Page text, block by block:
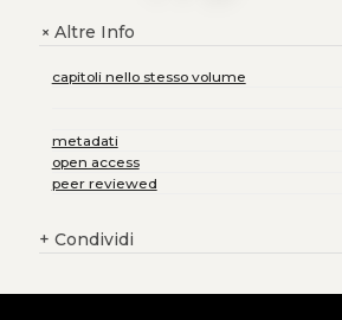
+Altre Info
capitoli nello stesso volume
metadati
open access
peer reviewed
+ Condividi